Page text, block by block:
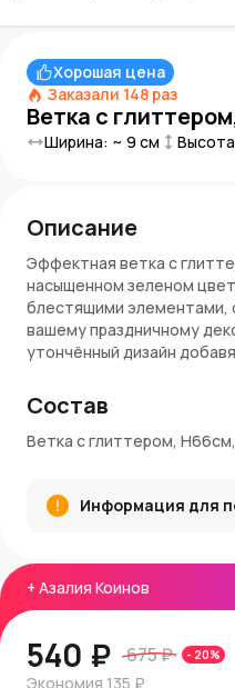
Хорошая цена
Заказали 148 раз
Ветка с
Ширина: ~ 9 см
+ Азалия Коинов
540 ₽ 675 ₽ - 20%
Экономия 135 ₽
Описание
Эффектная ветка с
насыщенном зеленом
блестящими элементами,
вашему праздничному
утончённый дизайн
Характеристики:
Высота: 66 см.
Материал
:
качества.
иней.
Преимущества:
блестящими акцентами.
Состав
Ветка с глиттером,
Информация для